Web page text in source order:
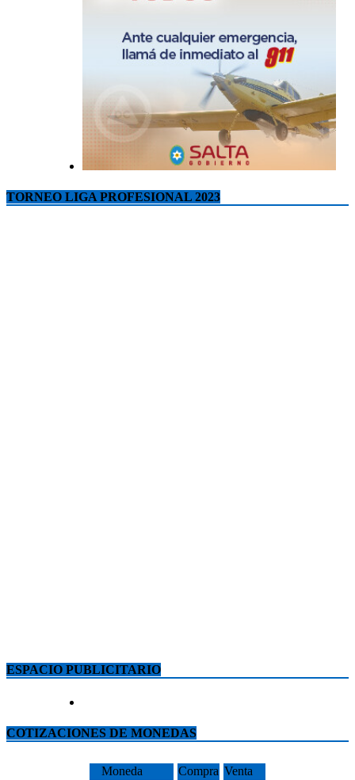
TORNEO LIGA PROFESIONAL 2023
ESPACIO PUBLICITARIO
COTIZACIONES DE MONEDAS
Moneda Compra Venta